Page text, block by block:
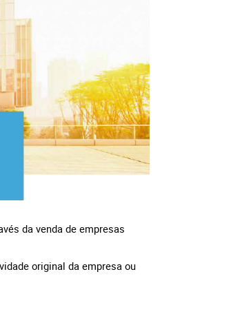
da venda de empresas
original da empresa ou